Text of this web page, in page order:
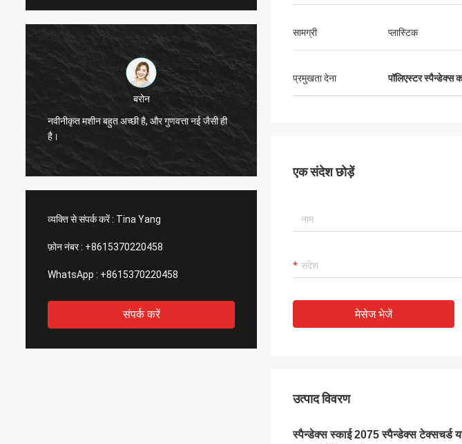
बहुत अच्छी है, और गुणवत्ता नई जैसी ही
डेनिस
जेकक्वार्ड मशीन की गुणवत्ता बहुत अच्छी है और दोस्तों को
इसकी सिफारिश की गई है।
व्यक्ति से संपर्क करें : Tina Yang
फ़ोन नंबर : +8615370220458
WhatsApp : +8615370220458
संपर्क करें
सामग्री प्लास्टिक
प्रमुखता देना पॉलिएस्टर स्पैन्डेक्स
एक संदेश छोड़ें
मेसेज भेजें
उत्पाद विवरण
स्पैन्डेक्स स्काई 2075 स्पैन्डेक्स टेक्सचर्ड